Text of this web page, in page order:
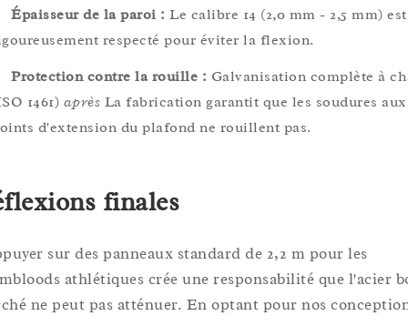
Épaisseur de la paroi : Le calibre 14 (2,0 mm - 2,5 mm) est
respecté pour éviter la flexion.
Protection contre la rouille : Galvanisation complète à
1461) après La fabrication garantit que les soudures aux
d'extension du plafond ne rouillent pas.
finales
sur des panneaux standard de 2,2 m pour les
athlétiques crée une responsabilité que l'acier
ne peut pas atténuer. En optant pour nos